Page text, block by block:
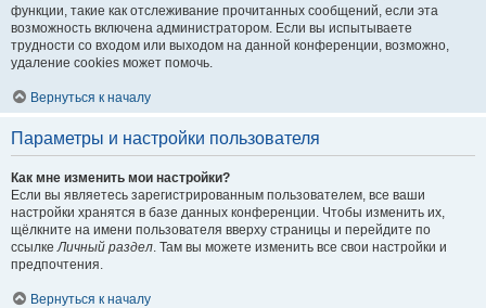
функции, такие как отслеживание прочитанных сообщений, если эта
возможность включена администратором. Если вы испытываете
трудности со входом или выходом на данной конференции, возможно,
удаление cookies может помочь.
Вернуться к началу
Параметры и настройки пользователя
Как мне изменить мои настройки?
Если вы являетесь зарегистрированным пользователем, все ваши
настройки хранятся в базе данных конференции. Чтобы изменить их,
щёлкните на имени пользователя вверху страницы и перейдите по
ссылкеЛичный раздел. Там вы можете изменить все свои настройки и
предпочтения.
Вернуться к началу